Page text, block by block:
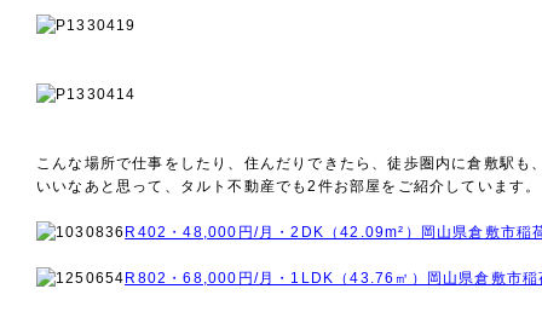
こんな場所で仕事をしたり、住んだりできたら、徒歩圏内に倉敷駅
いいなあと思って、タルト不動産でも2件お部屋をご紹介しています。
R402・48,000円/月・2DK（42.09m²）岡山県倉敷市稲
R802・68,000円/月・1LDK（43.76㎡）岡山県倉敷市稲